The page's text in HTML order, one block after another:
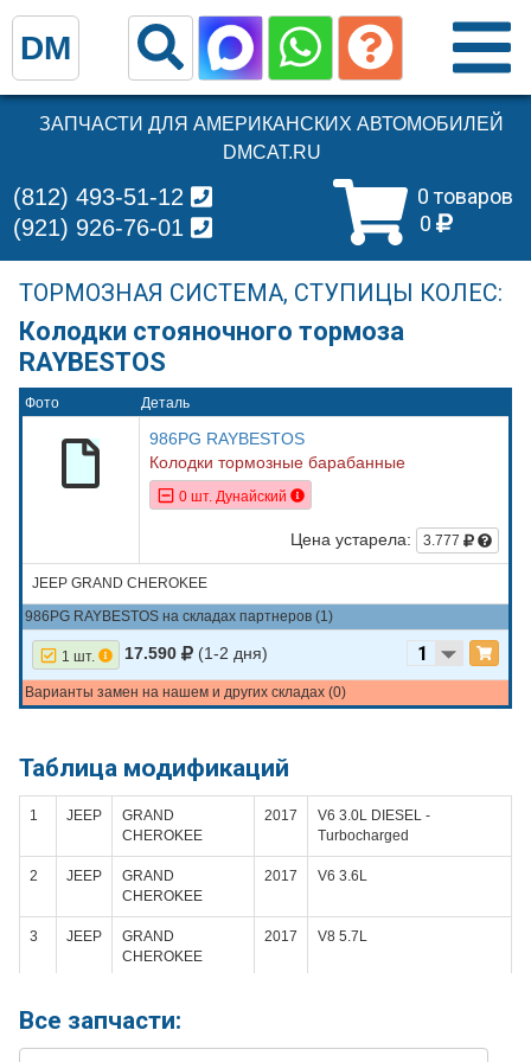
ЗАПЧАСТИ ДЛЯ АМЕРИКАНСКИХ АВТОМОБИЛЕЙ
DMCAT.RU
0 товаров
0
(812) 493-51-12
(921) 926-76-01
ТОРМОЗНАЯ СИСТЕМА, СТУПИЦЫ КОЛЕС:
Колодки стояночного тормоза
RAYBESTOS
Фото Деталь
986PG RAYBESTOS
Колодки тормозные барабанные
0 шт. Дунайский
Цена устарела: 3.777
JEEP GRAND CHEROKEE
986PG RAYBESTOS на складах партнеров (1)
1 шт. 17.590 (1-2 дня)
Варианты замен на нашем и других складах (0)
Таблица модификаций
1 JEEP
GRAND
CHEROKEE
2017
V6 3.0L DIESEL -
Turbocharged
2 JEEP
GRAND
CHEROKEE
2017 V6 3.6L
3 JEEP
GRAND
CHEROKEE
2017 V8 5.7L
CHEROKEE
Все запчасти:
DM